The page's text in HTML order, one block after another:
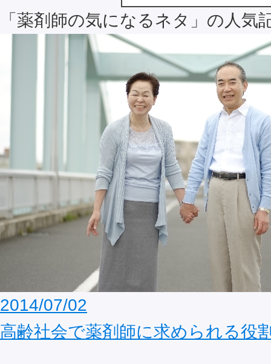
「薬剤師の気になるネタ」の人気
2014/07/02
高齢社会で薬剤師に求められる役